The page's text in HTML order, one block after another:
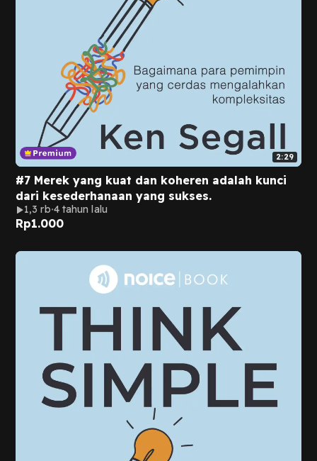
2:29
#7 Merek yang kuat dan koheren adalah kunci
dari kesederhanaan yang sukses.
1,3 rb 4 tahun lalu
Rp1.000